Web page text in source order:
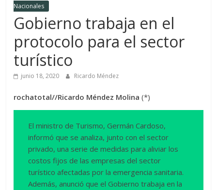
Nacionales
Gobierno trabaja en el
protocolo para el sector
turístico
junio 18, 2020 Ricardo Méndez
rochatotal//Ricardo Méndez Molina (*)
El ministro de Turismo, Germán Cardoso,
informó que se analiza, junto con el sector
privado, una serie de medidas para aliviar los
costos fijos de las empresas del sector
turístico afectadas por la emergencia sanitaria.
Además, anunció que el Gobierno trabaja en la